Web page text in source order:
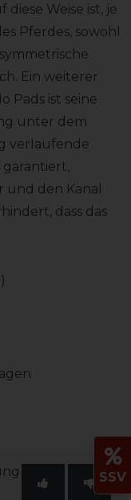
Weise ist, je
Pferdes, sowohl
Ein weiterer
Pads ist seine
unter dem
verlaufende
und den Kanal
dass das
SSV